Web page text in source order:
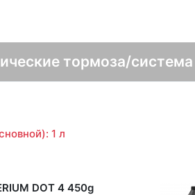
тормоза/
1 л
DOT 4 450g